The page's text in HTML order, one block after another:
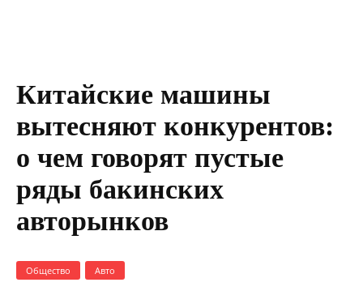
Китайские машины
вытесняют конкурентов:
о чем говорят пустые
ряды бакинских
авторынков
Общество Авто